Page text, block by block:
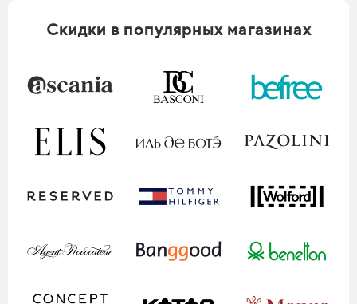
Скидки в популярных магазинах